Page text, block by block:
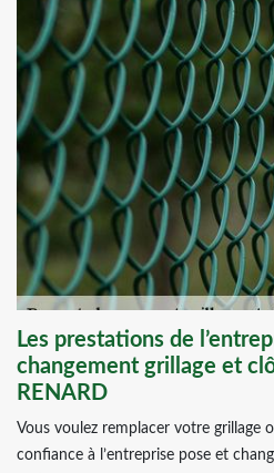
Les prestations de
changement grillage et
RENARD
Vous voulez remplacer votre grillage
confiance à l’entreprise pose et